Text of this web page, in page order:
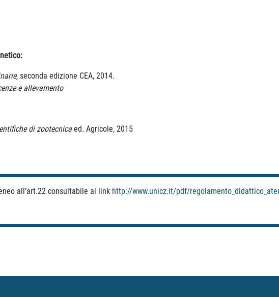
seconda edizione CEA, 2014.
e allevamento
di zootecnicaed. Agricole, 2015
all’art.22 consultabile al link http://www.unicz.it/pdf/